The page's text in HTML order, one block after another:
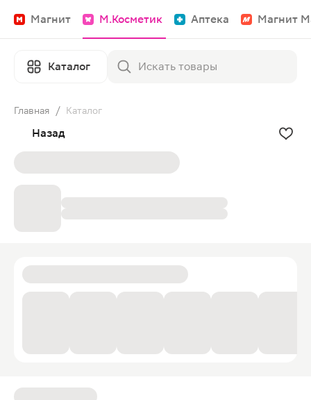
Магнит М.Косметик Аптека Магнит
Каталог
Главная / Каталог
Назад